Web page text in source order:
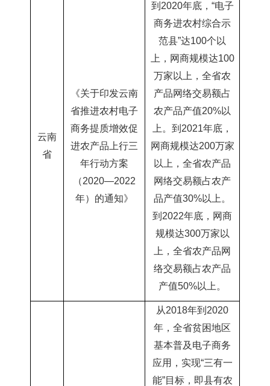
云南
省
《关于印发云南
省推进农村电子
商务提质增效促
进农产品上行三
年行动方案
（2020―2022
年）的通知》
到 2020年底，“电子
商务进农村综合示
范县”达100个以
上，网商规模达100
万家以上，全省农
产品网络交易额占
农产品产值20%以
上。 到 2021年底，
网商规模达200万家
以上，全省农产品
网络交易额占农产
品产值30%以上。
到 2022年底，网商
规模达300万家以
上，全省农产品网
络交易额占农产品
产值50%以上。
从2018年到2020
年，全省贫困地区
基本普及电子商务
应用，实现“三有一
能”目标，即县有农